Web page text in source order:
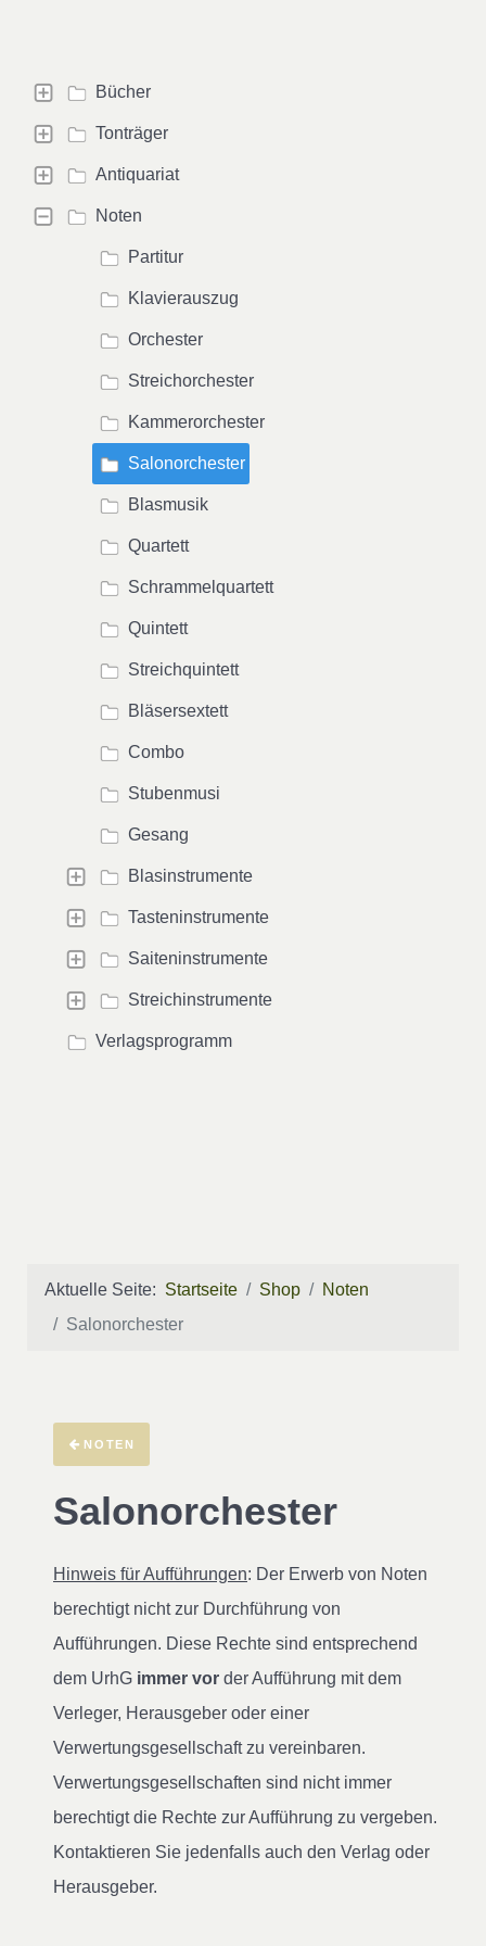
Bücher
Tonträger
Antiquariat
Noten
Partitur
Klavierauszug
Orchester
Streichorchester
Kammerorchester
Salonorchester
Blasmusik
Quartett
Schrammelquartett
Quintett
Streichquintett
Bläsersextett
Combo
Stubenmusi
Gesang
Blasinstrumente
Tasteninstrumente
Saiteninstrumente
Streichinstrumente
Verlagsprogramm
Aktuelle Seite: Startseite Shop
Noten
Salonorchester
NOTEN
Salonorchester
Hinweis für Aufführungen: Der Erwerb von Noten
berechtigt nicht zur Durchführung von
Aufführungen. Diese Rechte sind entsprechend
dem UrhG immer vor der Aufführung mit dem
Verleger, Herausgeber oder einer
Verwertungsgesellschaft zu vereinbaren.
Verwertungsgesellschaften sind nicht immer
berechtigt die Rechte zur Aufführung zu vergeben.
Kontaktieren Sie jedenfalls auch den Verlag oder
Herausgeber.